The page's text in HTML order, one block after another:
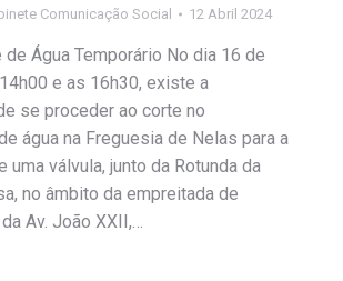
Comunicação Social 12 Abril 2024
de Água Temporário No dia 16 de
e as 16h30, existe a
se proceder ao corte no
água na Freguesia de Nelas para a
uma válvula, junto da Rotunda da
no âmbito da empreitada de
Av. João XXII,…